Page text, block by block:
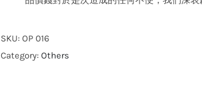
SKU: OP 016
Category: Others